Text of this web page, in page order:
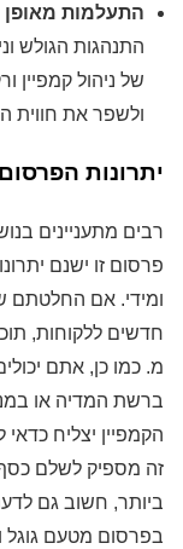
התעלמות
התנהגות הגולש
של ניהול קמפיין
ולשפר את חווית
יתרונות
רבים מתעניינים
פרסום זו ישנם
ומידי. אם החלטתם
חדשים ללקוחות,
מ. כמו כן, אתם
ברשת המדיה או
הקמפיין יצליח
זה מספיק לשלם כסף
ביותר, חשוב גם
בפרסום מטעם גוגל